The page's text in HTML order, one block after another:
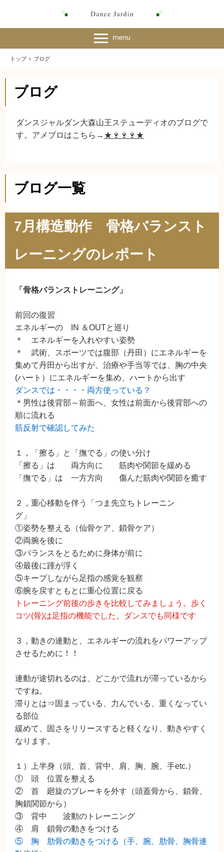
トップ › ブログ
ブログ
ダンスジャルダン大森山王ステューディオのブログで
す。アメブロはこちら→ ★🍷🍷🍷★
ブログ一覧
7月構造動作 骨格バランスト
レーニングのレポート
「骨格バランストレーニング」
前回の復習
エネルギーの IN ＆OUTと巡り
＊ エネルギーを入れやすい姿勢
＊ 武術、スポーツでは腹部（丹田）にエネルギーを
集めて丹田から出すが、治療や手当等では、胸の中央
(ハート）にエネルギーを集め、ハートから出す
ダンスでは・・・・両方使っている？
＊男性は後背部～前面へ、女性は前面から後背部への
順に流れる
筋反射で確認してみた
１，「擦る」と「撫でる」の使い分け
「擦る」は 両方向に 筋肉や関節を緩める
「撫でる」は 一方方向 傷んだ筋肉や関節を癒す
２，重心移動を伴う「つま先立ちトレーニン
グ」
①姿勢を整える（仙骨ケア、鎖骨ケア）
②両腕を後に
③バランスをとるために身体が前に
④最後に踵が浮く
⑤キープしながら足指の感覚を観察
⑥腕を戻すともとに重心位置に戻る
トレーニング前後の歩きを比較してみましょう。歩く
コツ(骨)は足指の機能でした。ダンスでも同様です
３，動きの連動と、エネルギーの流れをパワーアップ
させるために！！
連動が途切れるのは、どこかで流れが滞っているから
ですね。
滞りとは⇒固まっている、力んでいる、重くなってい
る部位
緩めて、固さをリリースすると軽くなり、動きやすく
なります。
１）上半身（頭、首、背中、肩、胸、腕、手etc.）
① 頭 位置を整える
② 首 廻旋のブレーキを外す（頭蓋骨から、鎖骨、
胸鎖関節から）
③ 背中 波動のトレーニング
④ 肩 鎖骨の動きをつける
⑤ 胸 肋骨の動きをつける（手、腕、肋骨、胸骨連